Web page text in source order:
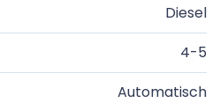
Diesel
4-5
Automatisch